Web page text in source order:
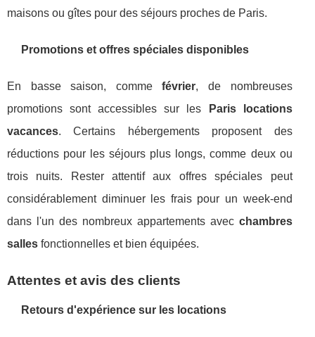
maisons ou gîtes pour des séjours proches de Paris.
Promotions et offres spéciales disponibles
En basse saison, commefévrier, de nombreuses
promotions sont accessibles sur les
Paris locations
vacances. Certains hébergements proposent des
réductions pour les séjours plus longs, comme deux ou
trois nuits. Rester attentif aux offres spéciales peut
considérablement diminuer les frais pour un week-end
dans l'un des nombreux appartements avec chambres
salles fonctionnelles et bien équipées.
Attentes et avis des clients
Retours d'expérience sur les locations